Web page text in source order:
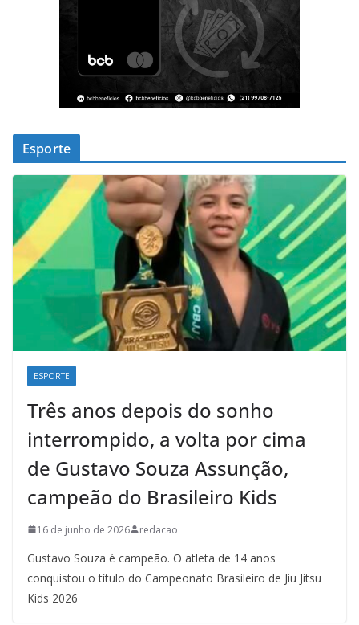
Esporte
ESPORTE
Três anos depois do sonho
interrompido, a volta por cima
de Gustavo Souza Assunção,
campeão do Brasileiro Kids
16 de junho de 2026 redacao
Gustavo Souza é campeão. O atleta de 14 anos
conquistou o título do Campeonato Brasileiro de Jiu Jitsu
Kids 2026